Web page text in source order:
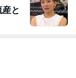
と